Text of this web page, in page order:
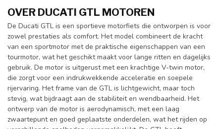
OVER DUCATI GTL MOTOREN
De Ducati GTL is een sportieve motorfiets die ontworpen is voor
zowel prestaties als comfort. Het model combineert de kracht
van een sportmotor met de praktische eigenschappen van een
tourmotor, wat het geschikt maakt voor lange ritten en dagelijks
gebruik. De motor is uitgerust met een krachtige V-twin motor,
die zorgt voor een indrukwekkende acceleratie en soepele
rijervaring. Het frame van de GTL is lichtgewicht, maar toch
stevig, wat bijdraagt aan de stabiliteit en wendbaarheid. Het
ontwerp van de motor is aerodynamisch, met een laag
zwaartepunt en goed geplaatste onderdelen, wat het rijden op